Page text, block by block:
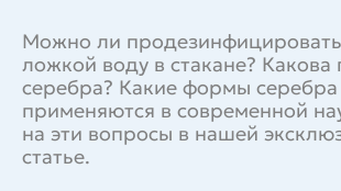
Можно ли
ложкой воду в стакане?
серебра? Какие формы серебра
применяются в современной
на эти вопросы в нашей
статье.